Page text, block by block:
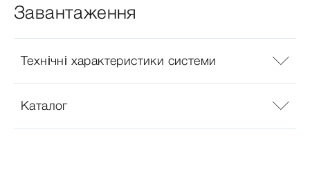
Завантаження
Технічні характеристики системи
Каталог